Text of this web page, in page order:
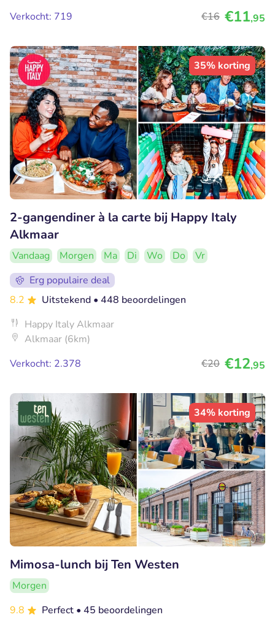
Verkocht: 719
€16 €11,95
35% korting
2-gangendiner à la carte bij Happy Italy
Alkmaar
Vandaag Morgen Ma Di Wo Do
Vr
Erg populaire deal
8.2
Uitstekend • 448 beoordelingen
Happy Italy Alkmaar
Alkmaar (6km)
Verkocht: 2.378
€20 €12,95
34% korting
Mimosa-lunch bij Ten Westen
Morgen
9.8
Perfect • 45 beoordelingen